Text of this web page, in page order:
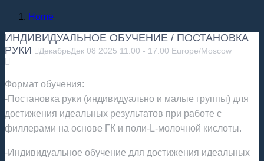
Home
ИНДИВИДУАЛЬНОЕ ОБУЧЕНИЕ / ПОСТАНОВКА
РУКИ
ДекабрьДек 08 2025 11:00 - 17:00 Europe/Moscow
Формат обучения:
-Постановка руки (индивидуально и малые группы) для
достижения идеальных результатов при работе с
филлерами на основе ГК и поли-L-молочной кислоты.
-Индивидуальное обучение для достижения идеальных